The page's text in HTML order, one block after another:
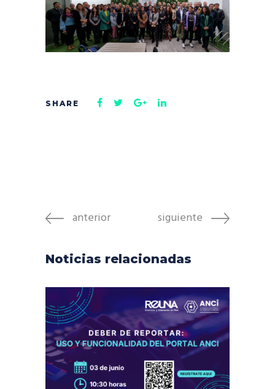
anterior siguiente
Noticias relacionadas